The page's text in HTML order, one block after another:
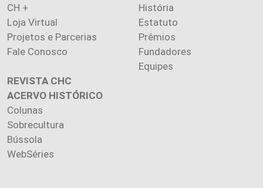
CH +
Loja Virtual
Projetos e Parcerias
Fale Conosco
História
Estatuto
Prêmios
Fundadores
Equipes
REVISTA CHC
ACERVO HISTÓRICO
Colunas
Sobrecultura
Bússola
WebSéries